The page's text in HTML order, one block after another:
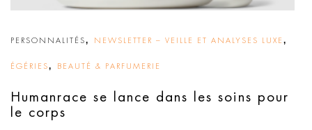
PERSONNALITÉS, NEWSLETTER – VEILLE ET ANALYSES LUXE ,
ÉGÉRIES, BEAUTÉ & PARFUMERIE
Humanrace se lance dans les soins pour
le corps